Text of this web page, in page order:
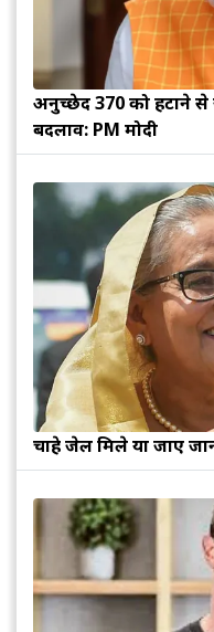
अनुच्छेद 370 को हटाने से
बदलाव: PM मोदी
चाहे जेल मिले या जाए